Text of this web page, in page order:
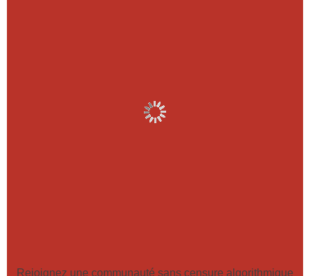
Rejoignez une communauté sans censure algorithmique